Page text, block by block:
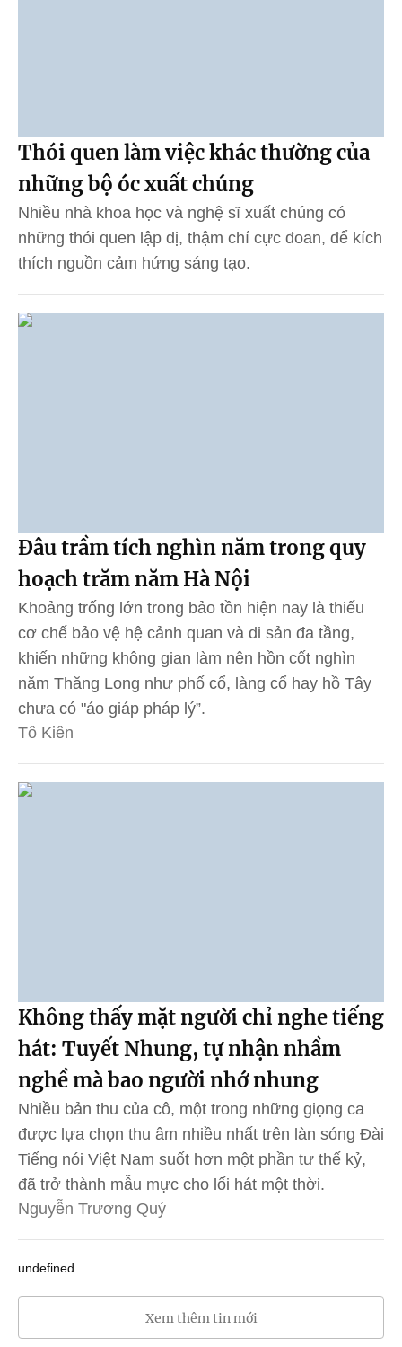
Thói quen làm việc khác thường của
những bộ óc xuất chúng
Nhiều nhà khoa học và nghệ sĩ xuất chúng có
những thói quen lập dị, thậm chí cực đoan, để kích
thích nguồn cảm hứng sáng tạo.
Đâu trầm tích nghìn năm trong quy
hoạch trăm năm Hà Nội
Khoảng trống lớn trong bảo tồn hiện nay là thiếu
cơ chế bảo vệ hệ cảnh quan và di sản đa tầng,
khiến những không gian làm nên hồn cốt nghìn
năm Thăng Long như phố cổ, làng cổ hay hồ Tây
chưa có "áo giáp pháp lý”.
Tô Kiên
Không thấy mặt người chỉ nghe tiếng
hát: Tuyết Nhung, tự nhận nhầm
nghề mà bao người nhớ nhung
Nhiều bản thu của cô, một trong những giọng ca
được lựa chọn thu âm nhiều nhất trên làn sóng Đài
Tiếng nói Việt Nam suốt hơn một phần tư thế kỷ,
đã trở thành mẫu mực cho lối hát một thời.
Nguyễn Trương Quý
undefined
Xem thêm tin mới